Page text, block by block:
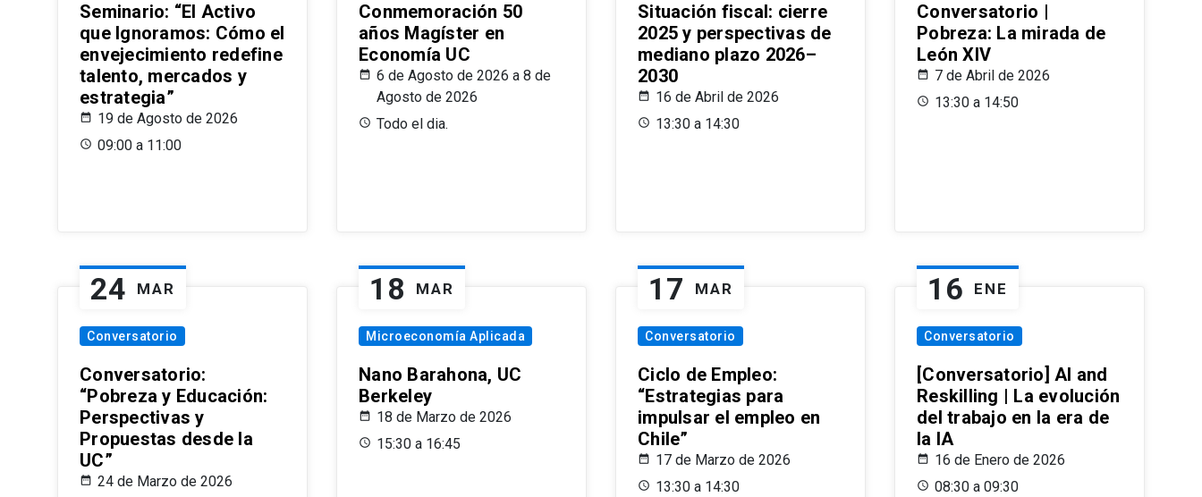
Seminario: “El Activo
que Ignoramos: Cómo el
envejecimiento redefine
talento, mercados y
estrategia”
19 de Agosto de 2026
09:00 a 11:00
Conmemoración 50
años Magíster en
Economía UC
6 de Agosto de 2026 a 8 de
Agosto de 2026
Todo el dia.
Situación fiscal: cierre
2025 y perspectivas de
mediano plazo 2026–
2030
16 de Abril de 2026
13:30 a 14:30
Conversatorio |
Pobreza: La mirada de
León XIV
7 de Abril de 2026
13:30 a 14:50
24 MAR
Conversatorio
Conversatorio:
“Pobreza y Educación:
Perspectivas y
Propuestas desde la
UC”
24 de Marzo de 2026
18 MAR
Microeconomía Aplicada
Nano Barahona, UC
Berkeley
18 de Marzo de 2026
15:30 a 16:45
17 MAR
Conversatorio
Ciclo de Empleo:
“Estrategias para
impulsar el empleo en
Chile”
17 de Marzo de 2026
13:30 a 14:30
16 ENE
Conversatorio
[Conversatorio] AI and
Reskilling | La evolución
del trabajo en la era de
la IA
16 de Enero de 2026
08:30 a 09:30